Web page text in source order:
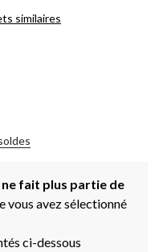
similaires
ne fait plus partie de
vous avez sélectionné
ci-dessous